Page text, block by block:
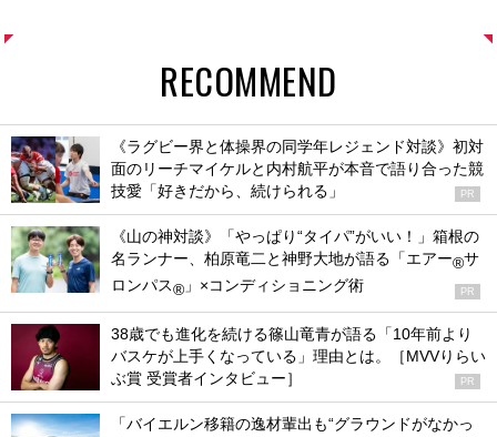
RECOMMEND
《ラグビー界と体操界の同学年レジェンド対談》初対
面のリーチマイケルと内村航平が本音で語り合った競
技愛「好きだから、続けられる」
PR
《山の神対談》「やっぱり“タイパ”がいい！」箱根の
名ランナー、柏原竜二と神野大地が語る「エアー®サ
ロンパス® 」×コンディショニング術 PR
38歳でも進化を続ける篠山竜青が語る「10年前より
バスケが上手くなっている」理由とは。［MVVりらい
ぶ賞 受賞者インタビュー］
PR
「バイエルン移籍の逸材輩出も“グラウンドがなかっ